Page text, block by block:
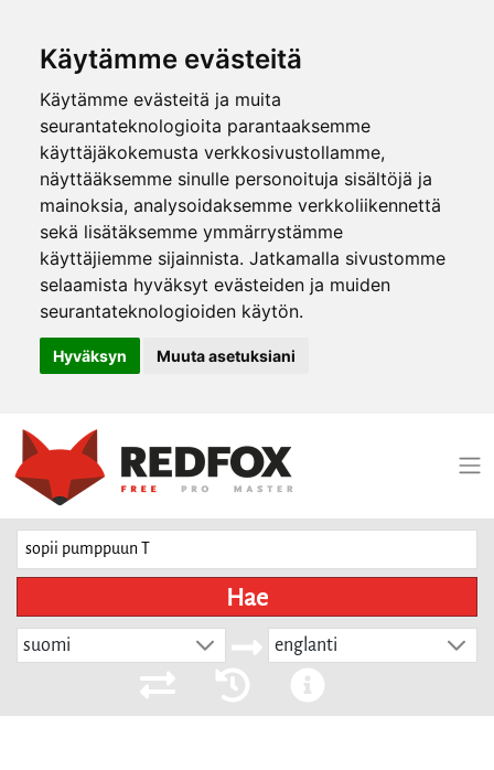
Käytämme evästeitä
Käytämme evästeitä ja muita
seurantateknologioita parantaaksemme
käyttäjäkokemusta verkkosivustollamme,
näyttääksemme sinulle personoituja sisältöjä ja
mainoksia, analysoidaksemme verkkoliikennettä
sekä lisätäksemme ymmärrystämme
käyttäjiemme sijainnista. Jatkamalla sivustomme
selaamista hyväksyt evästeiden ja muiden
seurantateknologioiden käytön.
Hyväksyn Muuta asetuksiani
Hae
suomi englanti